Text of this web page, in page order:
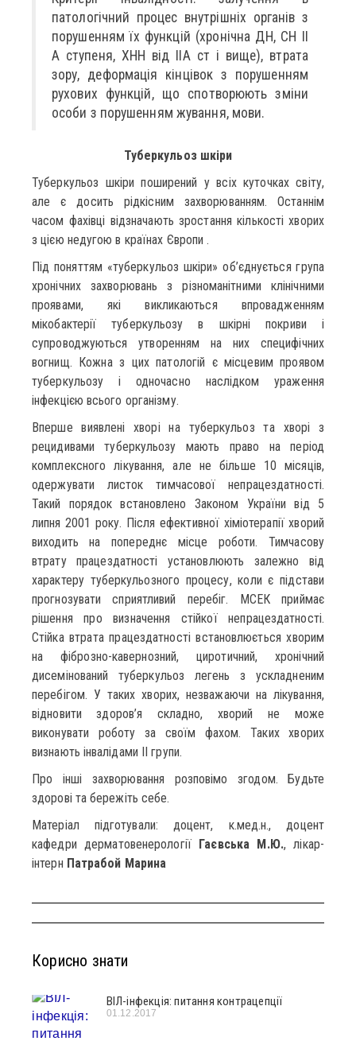
патологічний процес внутрішніх органів з
порушенням їх функцій (хронічна ДН, СН II
А ступеня, ХНН від IIА ст і вище), втрата
зору, деформація кінцівок з порушенням
рухових функцій, що спотворюють зміни
особи з порушенням жування, мови.
Туберкульоз шкіри
Туберкульоз шкіри поширений у всіх куточках світу,
але є досить рідкісним захворюванням. Останнім
часом фахівці відзначають зростання кількості хворих
з цією недугою в країнах Європи .
Під поняттям «туберкульоз шкіри» об’єднується група
хронічних захворювань з різноманітними клінічними
проявами, які викликаються впровадженням
мікобактерії туберкульозу в шкірні покриви і
супроводжуються утворенням на них специфічних
вогнищ. Кожна з цих патологій є місцевим проявом
туберкульозу і одночасно наслідком ураження
інфекцією всього організму.
Вперше виявлені хворі на туберкульоз та хворі з
рецидивами туберкульозу мають право на період
комплексного лікування, але не більше 10 місяців,
одержувати листок тимчасової непрацездатності.
Такий порядок встановлено Законом України від 5
липня 2001 року. Після ефективної хіміотерапії хворий
виходить на попереднє місце роботи. Тимчасову
втрату працездатності установлюють залежно від
характеру туберкульозного процесу, коли є підстави
прогнозувати сприятливий перебіг. МСЕК приймає
рішення про визначення стійкої непрацездатності.
Стійка втрата працездатності встановлюється хворим
на фіброзно-кавернозний, циротичний, хронічний
дисемінований туберкульоз легень з ускладненим
перебігом. У таких хворих, незважаючи на лікування,
відновити здоров’я складно, хворий не може
виконувати роботу за своїм фахом. Таких хворих
визнають інвалідами II групи.
Про інші захворювання розповімо згодом. Будьте
здорові та бережіть себе.
Матеріал підготували: доцент, к.мед.н., доцент
кафедри дерматовенерології Гаєвська М.Ю., лікар-
інтерн Патрабой Марина
Корисно знати
ВІЛ-інфекція: питання контрацепції
01.12.2017